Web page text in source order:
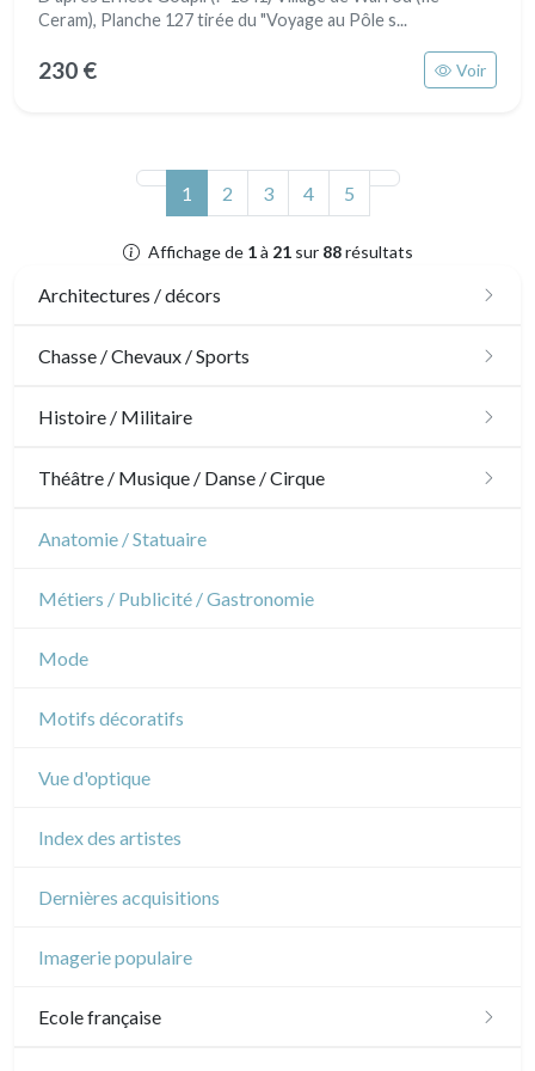
Ceram), Planche 127 tirée du "Voyage au Pôle s...
230 € Voir
1 (actuel)
2 3 4 5
Affichage de 1à 21sur 88résultats
Architectures / décors
Architecture
Chasse / Chevaux / Sports
Chasse
Histoire / Militaire
Militaire
Théâtre / Musique / Danse / Cirque
Théâtre
Anatomie / Statuaire
Métiers / Publicité / Gastronomie
Mode
Motifs décoratifs
Vue d'optique
Index des artistes
Dernières acquisitions
Imagerie populaire
Ecole française